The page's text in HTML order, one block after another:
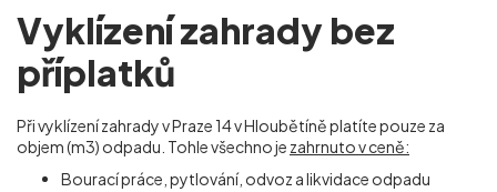
Vyklízení zahrady bez
příplatků
Při vyklízení zahrady v Praze 14 v Hloubětíněplatíte pouze za
objem (m3) odpadu. Tohle všechno je zahrnuto v ceně:
Bourací práce, pytlování, odvoz a likvidace odpadu